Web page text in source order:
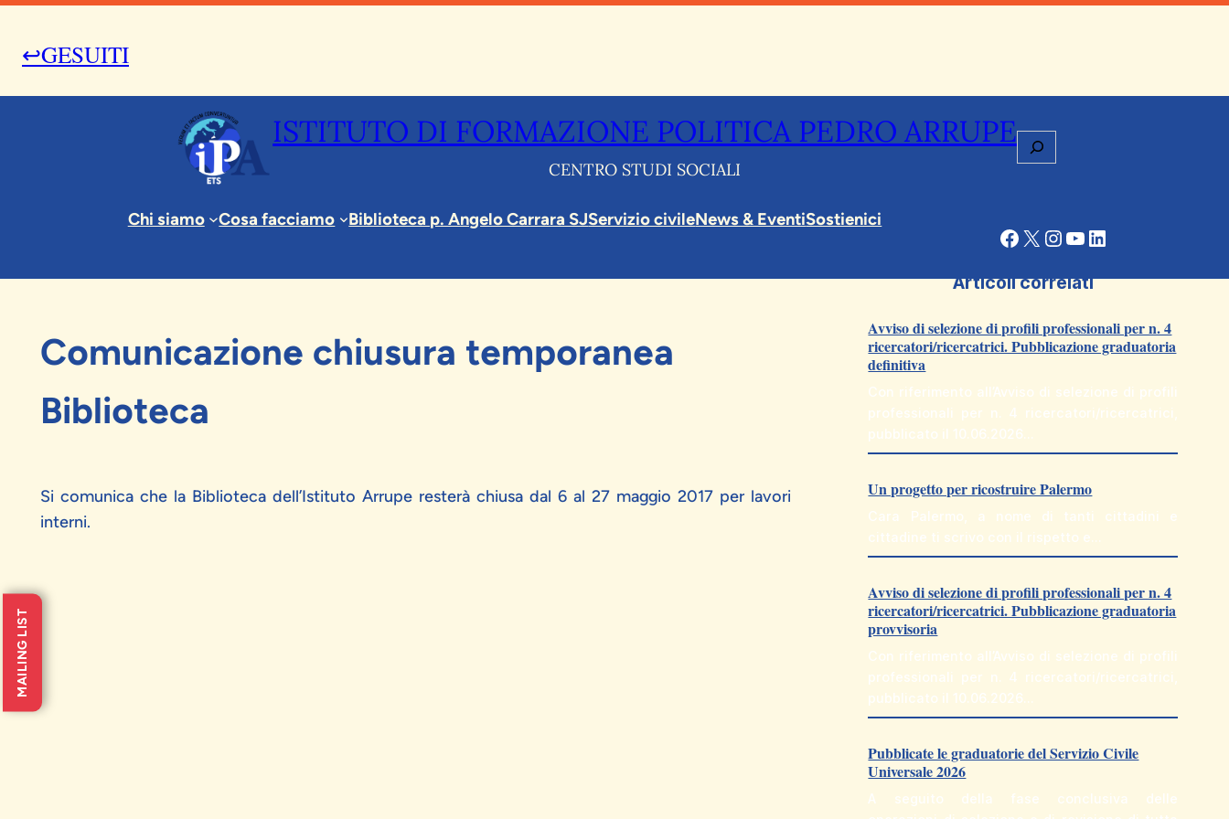
↩GESUITI
ISTITUTO DI FORMAZIONE POLITICA PEDRO ARRUPE
CENTRO STUDI SOCIALI
Cerca
Chi siamo Cosa facciamo Biblioteca p. Angelo Carrara SJServizio civileNews & EventiSostienici
Facebook X InstagramYouTube LinkedIn
Comunicazione chiusura temporanea
Biblioteca
Si comunica che la Biblioteca dell’Istituto Arrupe resterà chiusa dal 6 al 27 maggio 2017 per lavori
interni.
Articoli correlati
Avviso di selezione di profili professionali per n. 4
ricercatori/ricercatrici. Pubblicazione graduatoria
definitiva
Con riferimento all’Avviso di selezione di profili
professionali per n. 4 ricercatori/ricercatrici,
pubblicato il 10.06.2026…
Un progetto per ricostruire Palermo
Cara Palermo, a nome di tanti cittadini e
cittadine ti scrivo con il rispetto e…
Avviso di selezione di profili professionali per n. 4
ricercatori/ricercatrici. Pubblicazione graduatoria
provvisoria
Con riferimento all’Avviso di selezione di profili
professionali per n. 4 ricercatori/ricercatrici,
pubblicato il 10.06.2026…
Pubblicate le graduatorie del Servizio Civile
Universale 2026
A seguito della fase conclusiva delle
MAILING LIST